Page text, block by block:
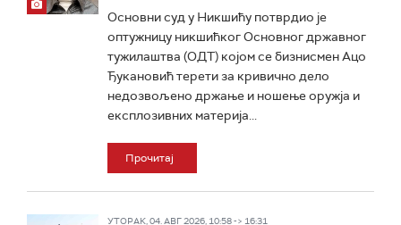
Основни суд у Никшићу потврдио је
оптужницу никшићког Основног државног
тужилаштва (ОДТ) којом се бизнисмен Ацо
Ђукановић терети за кривично дело
недозвољено држање и ношење оружја и
експлозивних материја...
Прочитај
УТОРАК, 04. АВГ 2026, 10:58 -> 16:31